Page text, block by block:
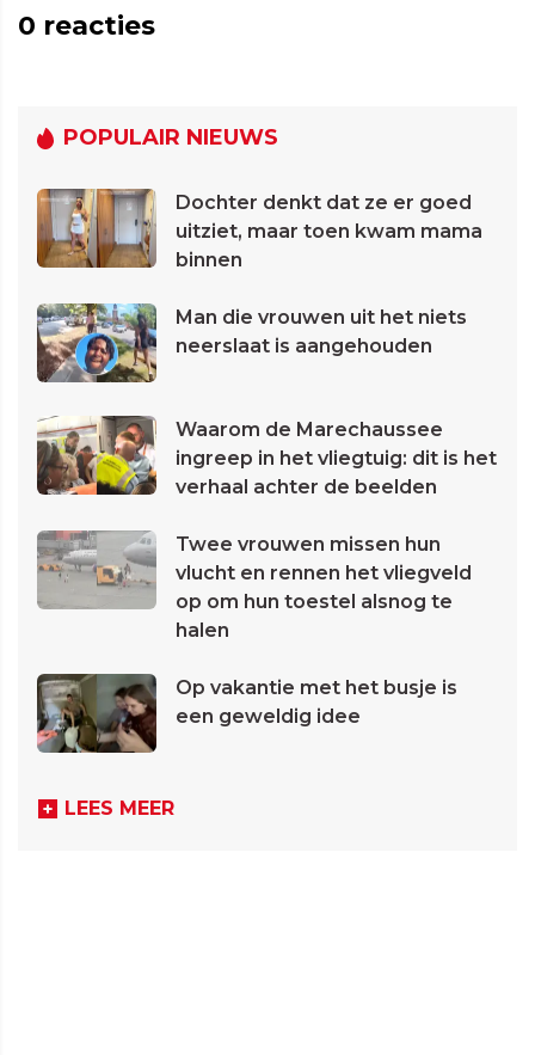
0 reacties
POPULAIR NIEUWS
Dochter denkt dat ze er goed
uitziet, maar toen kwam mama
binnen
Man die vrouwen uit het niets
neerslaat is aangehouden
Waarom de Marechaussee
ingreep in het vliegtuig: dit is het
verhaal achter de beelden
Twee vrouwen missen hun
vlucht en rennen het vliegveld
op om hun toestel alsnog te
halen
Op vakantie met het busje is
een geweldig idee
LEES MEER